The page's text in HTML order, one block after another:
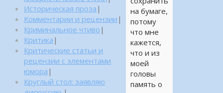
на бумаге,
потому
что мне
кажется,
что и из
моей
головы
память о
Историческая проза |
Комментарии и рецензии |
Криминальное чтиво |
Критика |
Критические статьи и
рецензии с элементами
юмора |
Круглый стол: заявляю